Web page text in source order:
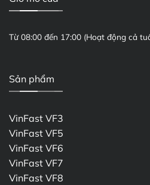
Từ 08:00 đến 17:00 (Hoạt động cả
Sản phẩm
VinFast VF3
VinFast VF5
VinFast VF6
VinFast VF7
VinFast VF8